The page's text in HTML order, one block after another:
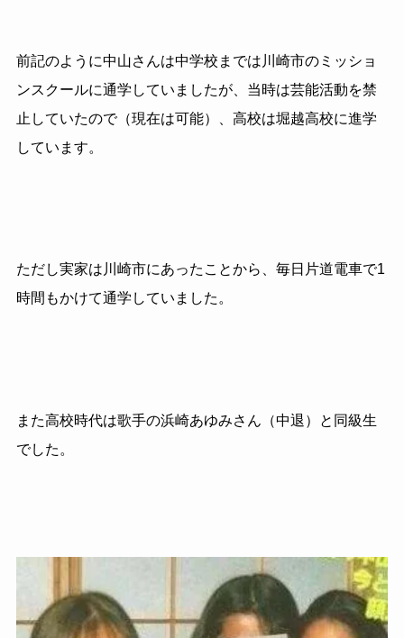
前記のように中山さんは中学校までは川崎市のミッショ
ンスクールに通学していましたが、当時は芸能活動を禁
止していたので（現在は可能）、高校は堀越高校に進学
しています。
ただし実家は川崎市にあったことから、毎日片道電車で1
時間もかけて通学していました。
また高校時代は歌手の浜崎あゆみさん（中退）と同級生
でした。